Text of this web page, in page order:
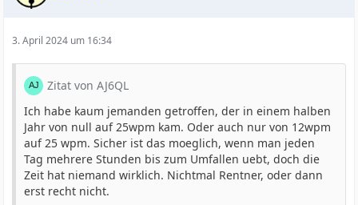
3. April 2024 um 16:34
Zitat von AJ6QL
Ich habe kaum jemanden getroffen, der in einem halben
Jahr von null auf 25wpm kam. Oder auch nur von 12wpm
auf 25 wpm. Sicher ist das moeglich, wenn man jeden
Tag mehrere Stunden bis zum Umfallen uebt, doch die
Zeit hat niemand wirklich. Nichtmal Rentner, oder dann
erst recht nicht.